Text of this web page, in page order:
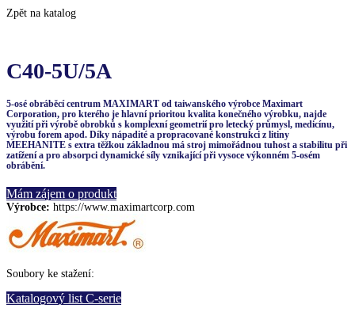
Zpět na katalog
C40-5U/5A
5-osé obráběcí centrum MAXIMART od taiwanského výrobce Maximart
Corporation, pro kterého je hlavní prioritou kvalita konečného výrobku, najde
využití při výrobě obrobků s komplexní geometrií pro letecký průmysl, medicínu,
výrobu forem apod. Díky nápadité a propracované konstrukci z litiny
MEEHANITE s extra těžkou základnou má stroj mimořádnou tuhost a stabilitu při
zatížení a pro absorpci dynamické síly vznikající při vysoce výkonném 5-osém
obrábění.
Mám zájem o produkt
Výrobce: https://www.maximartcorp.com
Soubory ke stažení:
Katalogový list C-serie